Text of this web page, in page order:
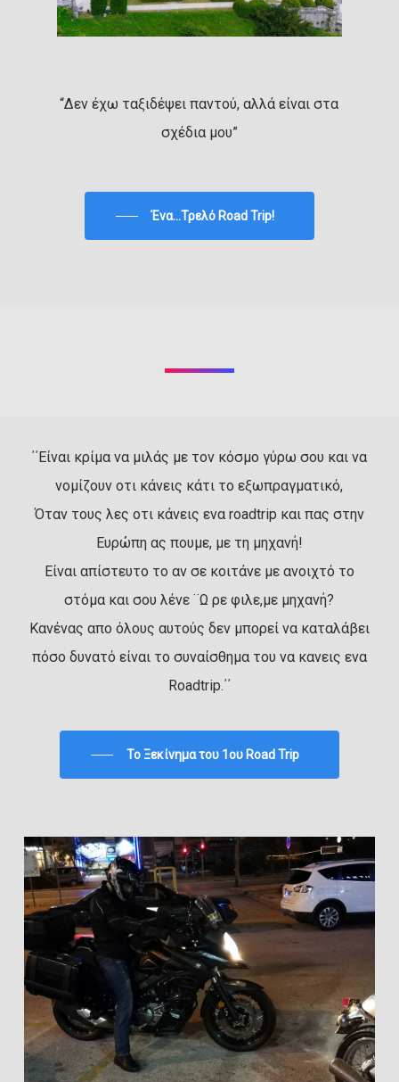
“Δεν έχω ταξιδέψει παντού, αλλά είναι στα
σχέδια μου”
Ένα...Τρελό Road Trip!
΄΄Είναι κρίμα να μιλάς με τον κόσμο γύρω σου και να
νομίζουν οτι κάνεις κάτι το εξωπραγματικό,
Όταν τους λες οτι κάνεις ενα roadtrip και πας στην
Ευρώπη ας πουμε, με τη μηχανή!
Είναι απίστευτο το αν σε κοιτάνε με ανοιχτό το
στόμα και σου λένε ¨Ω ρε φιλε,με μηχανή?
Κανένας απο όλους αυτούς δεν μπορεί να καταλάβει
πόσο δυνατό είναι το συναίσθημα του να κανεις ενα
Roadtrip.΄΄
To Ξεκίνημα του 1ου Road Trip